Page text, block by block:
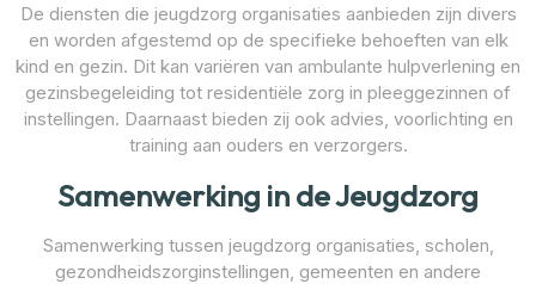
De diensten die jeugdzorg organisaties aanbieden zijn divers
en worden afgestemd op de specifieke behoeften van elk
kind en gezin. Dit kan variëren van ambulante hulpverlening en
gezinsbegeleiding tot residentiële zorg in pleeggezinnen of
instellingen. Daarnaast bieden zij ook advies, voorlichting en
training aan ouders en verzorgers.
Samenwerking in de Jeugdzorg
Samenwerking tussen jeugdzorg organisaties, scholen,
gezondheidszorginstellingen, gemeenten en andere